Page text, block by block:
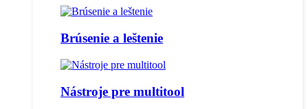
Brúsenie a leštenie
Nástroje pre multitool